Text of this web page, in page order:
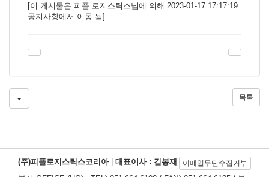
[이 게시물은 피플 로지스틱스님에 의해 2023-01-17 17:17:19
공지사항에서 이동 됨]
목록
이메일무단수집거부
(주)피플로지스틱스코리아 | 대표이사 : 김봉재